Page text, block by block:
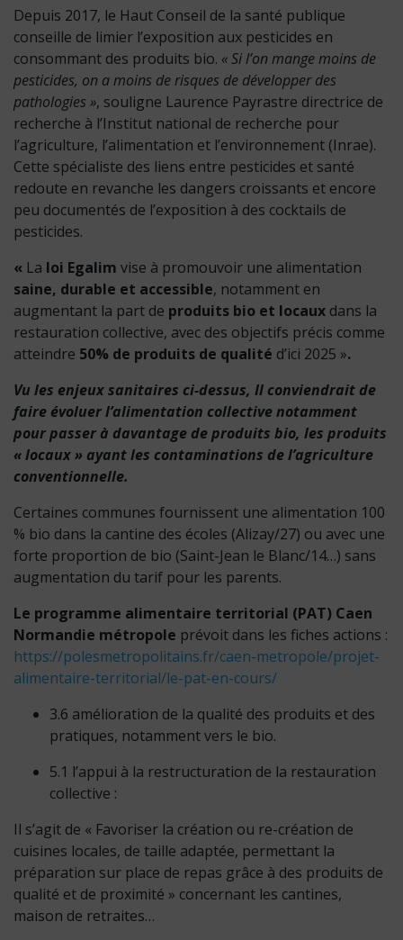
Depuis 2017, le Haut Conseil de la santé publique
conseille de limier l’exposition aux pesticides en
consommant des produits bio. « Si l’on mange moins de
pesticides, on a moins de risques de développer des
pathologies », souligne Laurence Payrastre directrice de
recherche à l’Institut national de recherche pour
l’agriculture, l’alimentation et l’environnement (Inrae).
Cette spécialiste des liens entre pesticides et santé
redoute en revanche les dangers croissants et encore
peu documentés de l’exposition à des cocktails de
pesticides.
« La loi Egalim vise à promouvoir une alimentation
saine, durable et accessible, notamment en
augmentant la part de produits bio et locaux dans la
restauration collective, avec des objectifs précis comme
atteindre 50% de produits de qualité d’ici 2025 ».
Vu les enjeux sanitaires ci-dessus, Il conviendrait de
faire évoluer l’alimentation collective notamment
pour passer à davantage de produits bio, les produits
« locaux » ayant les contaminations de l’agriculture
conventionnelle.
Certaines communes fournissent une alimentation 100
% bio dans la cantine des écoles (Alizay/27) ou avec une
forte proportion de bio (Saint-Jean le Blanc/14…) sans
augmentation du tarif pour les parents.
Le programme alimentaire territorial (PAT) Caen
Normandie métropole prévoit dans les fiches actions :
https://polesmetropolitains.fr/caen-metropole/projet-
alimentaire-territorial/le-pat-en-cours/
3.6 amélioration de la qualité des produits et des
pratiques, notamment vers le bio.
5.1 l’appui à la restructuration de la restauration
collective :
Il s’agit de « Favoriser la création ou re-création de
cuisines locales, de taille adaptée, permettant la
préparation sur place de repas grâce à des produits de
qualité et de proximité » concernant les cantines,
maison de retraites…